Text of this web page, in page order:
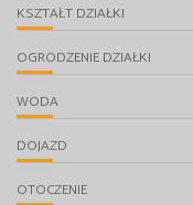
KSZTAŁT DZIAŁKI
OGRODZENIE DZIAŁKI
WODA
DOJAZD
OTOCZENIE